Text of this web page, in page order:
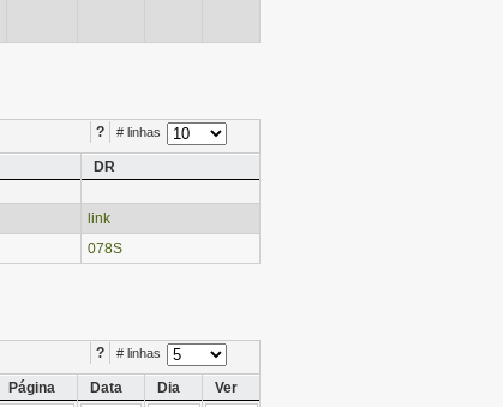
? # linhas
DR
link
078S
? # linhas
Página Data Dia Ver